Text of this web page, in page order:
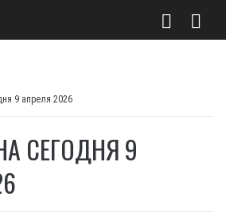
9 апреля 2026
СЕГОДНЯ 9